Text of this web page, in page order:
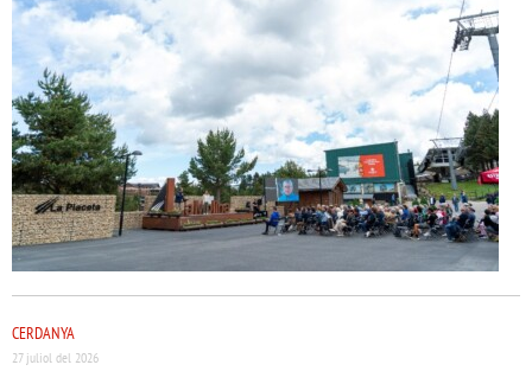
CERDANYA
27 juliol del 2026